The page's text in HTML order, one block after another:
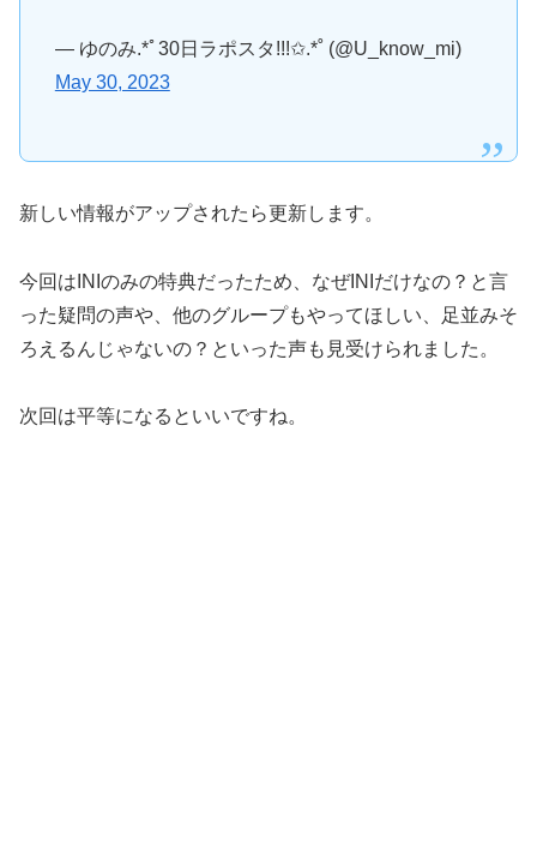
— ゆのみ.*ﾟ30日ラポスタ!!!✩.*˚ (@U_know_mi)
May 30, 2023
新しい情報がアップされたら更新します。
今回はINIのみの特典だったため、なぜINIだけなの？と言
った疑問の声や、他のグループもやってほしい、足並みそ
ろえるんじゃないの？といった声も見受けられました。
次回は平等になるといいですね。